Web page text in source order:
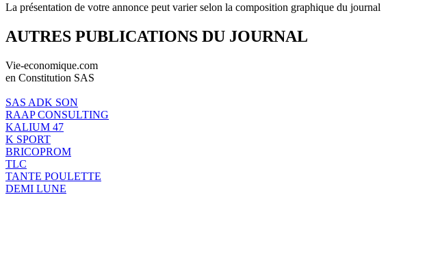
La présentation de votre annonce peut varier selon la composition graphique du journal
AUTRES PUBLICATIONS DU JOURNAL
Vie-economique.com
en Constitution SAS
SAS ADK SON
RAAP CONSULTING
KALIUM 47
K SPORT
BRICOPROM
TLC
TANTE POULETTE
DEMI LUNE